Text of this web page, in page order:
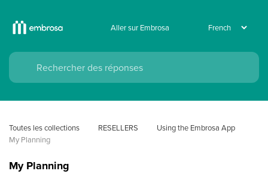
Aller sur Embrosa
Toutes les collections RESELLERS
Using the Embrosa App
My Planning
My Planning